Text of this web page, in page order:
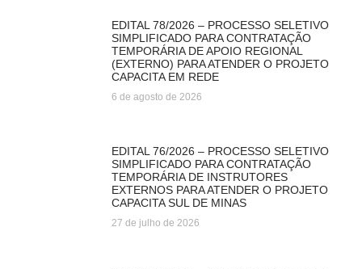
EDITAL 78/2026 – PROCESSO SELETIVO
SIMPLIFICADO PARA CONTRATAÇÃO
TEMPORÁRIA DE APOIO REGIONAL
(EXTERNO) PARA ATENDER O PROJETO
CAPACITA EM REDE
6 de agosto de 2026
EDITAL 76/2026 – PROCESSO SELETIVO
SIMPLIFICADO PARA CONTRATAÇÃO
TEMPORÁRIA DE INSTRUTORES
EXTERNOS PARA ATENDER O PROJETO
CAPACITA SUL DE MINAS
27 de julho de 2026